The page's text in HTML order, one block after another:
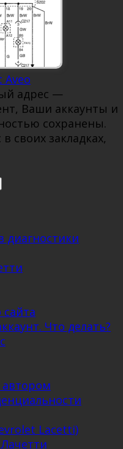
Aveo
адрес —
Ваши аккаунты и
сохранены.
своих закладках,
диагностики
сайта
Что делать?
автором
Lacetti)